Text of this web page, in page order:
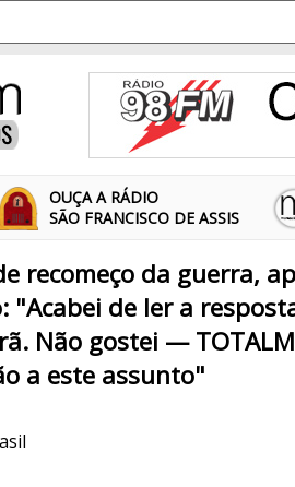
OUÇA A RÁDIO
SÃO FRANCISCO DE ASSIS
recomeço da guerra,
"Acabei de ler a
Não gostei —
a este assunto"